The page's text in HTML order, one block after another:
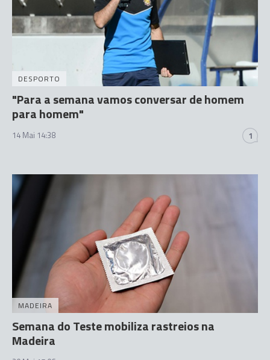
DESPORTO
"Para a semana vamos conversar de homem
para homem"
14 Mai 14:38 1
MADEIRA
Semana do Teste mobiliza rastreios na
Madeira